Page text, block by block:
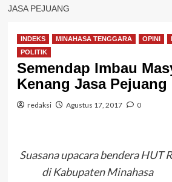
JASA PEJUANG
INDEKS MINAHASA TENGGARA OPINI
POLITIK
Semendap Imbau
Kenang Jasa Pejuang
redaksi Agustus 17, 2017 0
Suasana upacara bendera HUT
di Kabupaten Minahasa